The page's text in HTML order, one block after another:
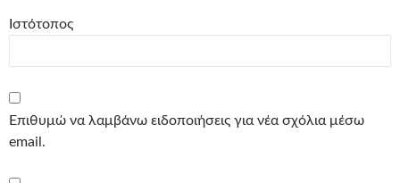
Ιστότοπος
Επιθυμώ να λαμβάνω ειδοποιήσεις για νέα σχόλια μέσω
email.